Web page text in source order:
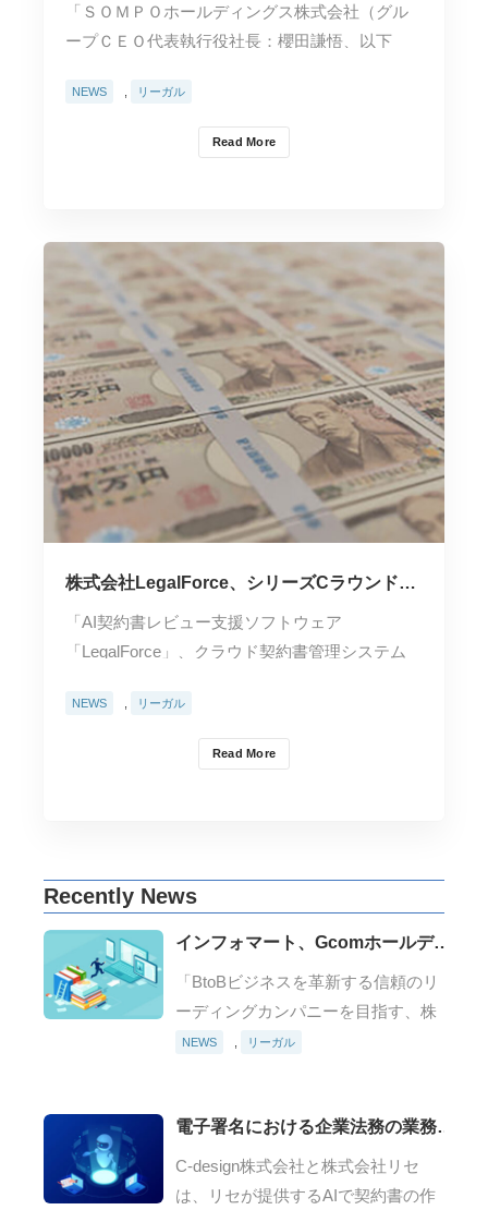
「ＳＯＭＰＯホールディングス株式会社（グル
ープＣＥＯ代表執行役社長：櫻田謙悟、以下
Read More
NEWS , リーガル
株式会社LegalForce、シリーズCラウンドに
おいて総額30億円調達
「AI契約書レビュー支援ソフトウェア
「LegalForce」、クラウド契約書管理システム
Read More
NEWS リーガル
Recently News
インフォマート、Gcomホールディ
体へ、見積・契約・請求業務のペー
パーレス化、DX推進を強化。 自治
体特別プランも提供開始 ～
「BtoBビジネスを革新する信頼のリ
ーディングカンパニーを目指す、株
式会社インフォマート（本社：東京
ラウドシステムを⼿掛ける、Gc…
NEWS リーガル
電子署名における企業法務の業務効
と業務提携、契約書の作成から締
結・管理を一元化
C-design株式会社と株式会社リセ
は、リセが提供するAIで契約書の作